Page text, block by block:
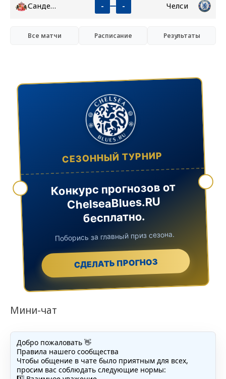
Сандерленд - - Челси
Все матчи Расписание Результаты
СЕЗОННЫЙ ТУРНИР
Конкурс прогнозов от
ChelseaBlues.RU
бесплатно.
Поборись за главный приз сезона.
СДЕЛАТЬ ПРОГНОЗ
Мини-чат
Добро пожаловать 👋
Правила нашего сообщества
Чтобы общение в чате было приятным для всех,
просим вас соблюдать следующие нормы: